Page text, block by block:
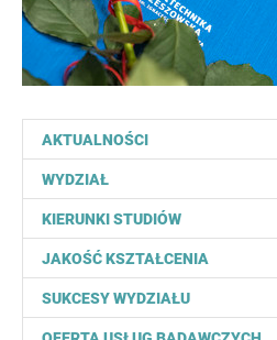
AKTUALNOŚCI
WYDZIAŁ
KIERUNKI STUDIÓW
JAKOŚĆ KSZTAŁCENIA
SUKCESY WYDZIAŁU